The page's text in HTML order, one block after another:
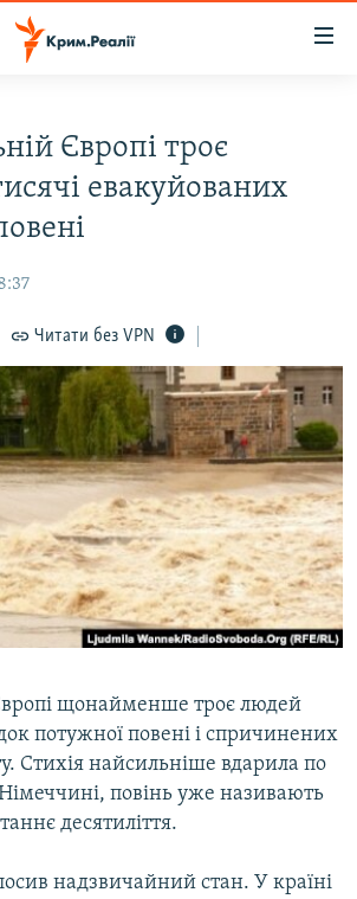
КРИМУ
Європі троє
евакуйованих
Читати без VPN
щонайменше троє людей
потужної повені і спричинених
Стихія найсильніше вдарила по
Німеччині, повінь уже називають
десятиліття.
надзвичайний стан. У країні